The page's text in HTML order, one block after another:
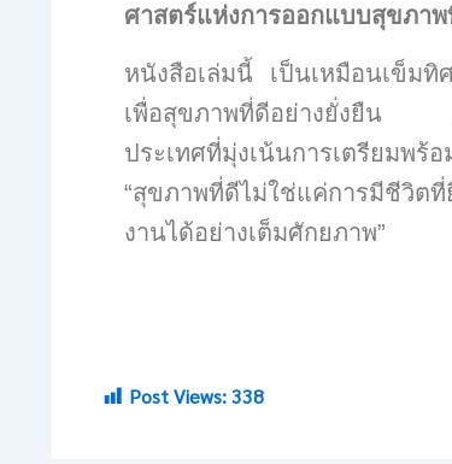
ศาสตร์แห่งการออกแบบสุขภา
หนังสือเล่มนี้ เป็นเหมือนเข็มทิ
เพื่อสุขภาพที่ดีอย่างยั่งยืน แ
ประเทศที่มุ่งเน้นการเตรียมพร้
“สุขภาพที่ดีไม่ใช่แค่การมีชีวิต
งานได้อย่างเต็มศักยภาพ”
Post Views:338